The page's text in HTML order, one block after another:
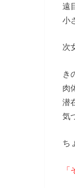
遠
小
次
き
肉
潜
気
ち